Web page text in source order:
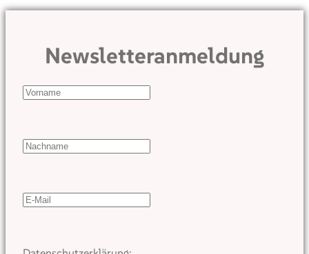
Newsletteranmeldung